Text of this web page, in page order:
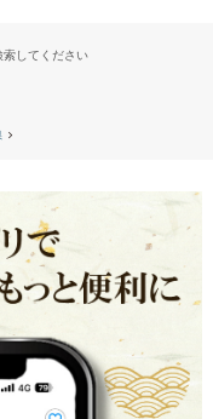
索してください